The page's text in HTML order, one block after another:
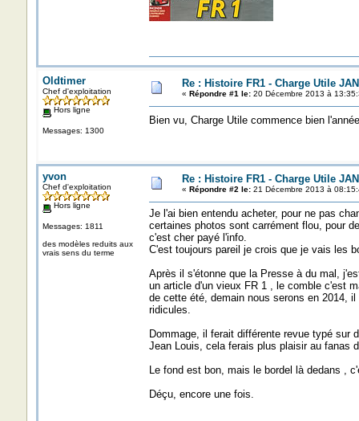
Oldtimer
Chef d'exploitation
Hors ligne
Messages: 1300
Re : Histoire FR1 - Charge Utile
« Répondre #1 le:20 Décembre 2013 à
Bien vu, Charge Utile commence bien
yvon
Chef d'exploitation
Hors ligne
Messages: 1811
des modèles reduits aux
vrais sens du terme
Re : Histoire FR1 - Charge Utile
« Répondre #2 le:21 Décembre 2013 à
Je l'ai bien entendu acheter, pour ne pas
certaines photos sont carrément flou, pour
c'est cher payé l'info.
C'est toujours pareil je crois que je vais les
Après il s'étonne que la Presse à du mal,
un article d'un vieux FR 1 , le comble c'est
de cette été, demain nous serons en 2014,
ridicules.
Dommage, il ferait différente revue typé sur
Jean Louis, cela ferais plus plaisir au fanas
Le fond est bon, mais le bordel là dedans ,
Déçu, encore une fois.